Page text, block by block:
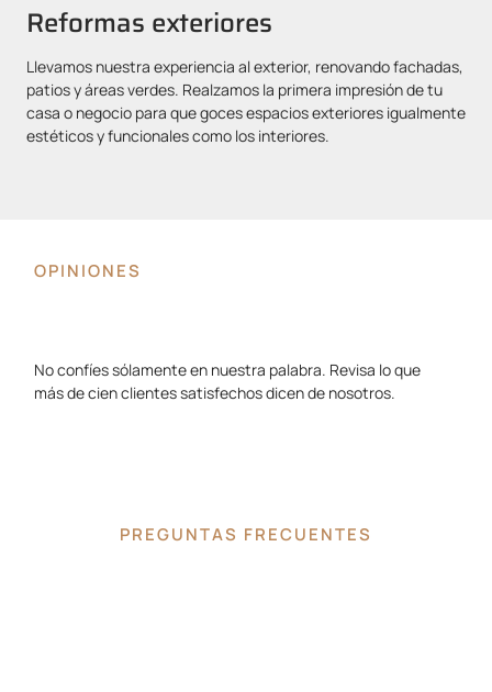
Reformas exteriores
Llevamos nuestra experiencia al exterior, renovando fachadas,
patios y áreas verdes. Realzamos la primera impresión de tu
casa o negocio para que goces espacios exteriores igualmente
estéticos y funcionales como los interiores.
OPINIONES
No confíes sólamente en nuestra palabra. Revisa lo que
más de cien clientes satisfechos dicen de nosotros.
PREGUNTAS FRECUENTES